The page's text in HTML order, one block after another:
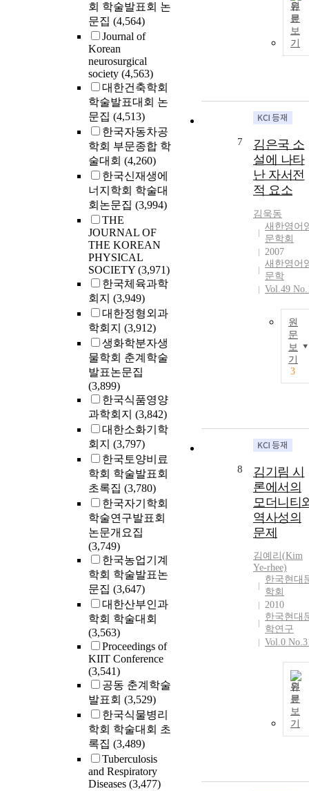
회 학술발표회 논
문집 (4,564)
Journal of
Korean
neurosurgical
society (4,563)
대한건축학회
학술발표대회 논
문집 (4,513)
한국자동차공
학회 부문종합 학
술대회 (4,260)
한국신재생에
너지학회 학술대
회논문집 (3,994)
THE
JOURNAL OF
THE KOREAN
PHYSICAL
SOCIETY (3,971)
한국체육과학
회지 (3,949)
대한정형외과
학회지 (3,912)
생화학분자생
물학회 춘계학술
발표논문집
(3,899)
한국식품영양
과학회지 (3,842)
대한소화기학
회지 (3,797)
한국토양비료
학회 학술발표회
초록집 (3,780)
한국자기학회
학술연구발표회
논문개요집
(3,749)
한국농업기계
학회 학술발표논
문집 (3,647)
대한산부인과
학회 학술대회
(3,563)
Proceedings of
KIIT Conference
(3,541)
공동 춘계학술
발표회 (3,529)
한국식물병리
학회 학술대회 초
록집 (3,489)
Tuberculosis
and Respiratory
Diseases (3,477)
원
문
보
기
7
김은국 소
설에 나타
난 자서전
적 요소
김욱동
새한영어
문학회
2007
새한영어
문학
Vol.49
원
문
보
기
3
8
김기림 시
론에서의
모더니티
역사성의
문제
김예리(Kim
Ye-rhee)
한국현대
학회
2010
한국현대
학연구
Vol.0
원
문
보
기